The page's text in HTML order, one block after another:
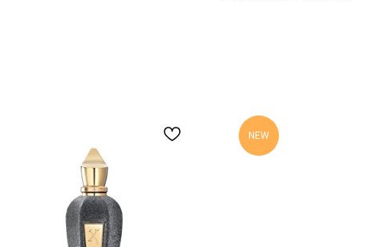
NEW